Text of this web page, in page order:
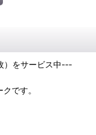
）をサービス中---
です。